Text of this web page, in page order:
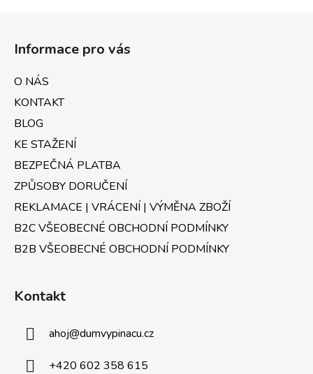
Informace pro vás
O NÁS
KONTAKT
BLOG
KE STAŽENÍ
BEZPEČNÁ PLATBA
ZPŮSOBY DORUČENÍ
REKLAMACE | VRÁCENÍ | VÝMĚNA ZBOŽÍ
B2C VŠEOBECNÉ OBCHODNÍ PODMÍNKY
B2B VŠEOBECNÉ OBCHODNÍ PODMÍNKY
Kontakt
ahoj@dumvypinacu.cz
+420 602 358 615